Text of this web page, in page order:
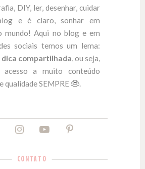
DIY, ler, desenhar, cuidar
e é claro, sonhar em
mundo! Aqui no blog e em
sociais temos um lema:
dica compartilhada, ou seja,
a muito conteúdo
qualidade SEMPRE
.
CONTATO